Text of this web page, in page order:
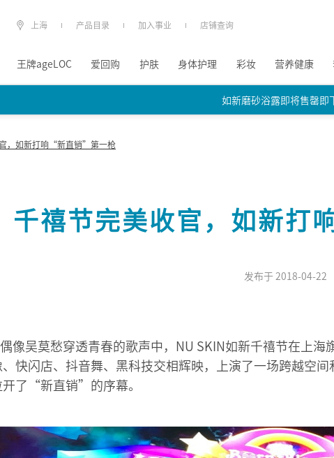
上海 产品目录 加入事业 店铺查询
王牌ageLOC 爱回购 护肤 身体护理 彩妆 营养健康
如新磨砂浴露即将售罄即
如新磨砂浴露即将售罄即
，如新打响“新直销”第一枪
千禧节完美收官，如新
发布于 2018-04-22
像吴莫愁穿透青春的歌声中，NU SKIN如新千禧节在上
快闪店、抖音舞、黑科技交相辉映，上演了一场跨越空
开了“新直销”的序幕。